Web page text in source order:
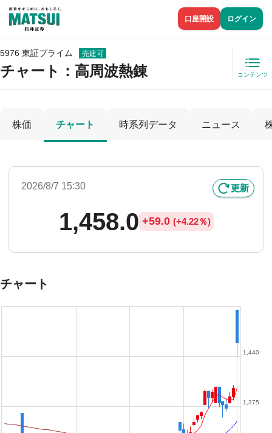
口座開設 ログイン
5976 東証プライム 売建可
チャート： 高周波熱錬 コンテンツ
株価 チャート 時系列データ ニュース
2026/8/7 15:30 更新
1,458.0 +59.0 (+4.22％)
チャート
1,375
1,440